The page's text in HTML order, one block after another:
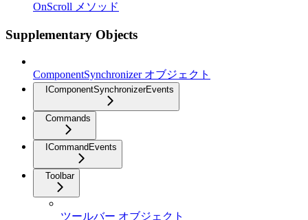
OnScroll メソッド
Supplementary Objects
ComponentSynchronizer オブジェクト
IComponentSynchronizerEvents
Commands
ICommandEvents
Toolbar
ツールバー オブジェクト